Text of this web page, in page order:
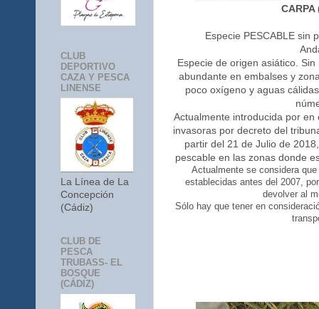
CARPA
Especie PESCABLE sin
Especie de origen asiático.
abundante en embalses y
poco oxígeno y aguas
Actualmente introducida por
invasoras por decreto del
partir del 21 de Julio de
pescable en las zonas donde
Actualmente se considera
establecidas antes del 2007,
devolver al
Sólo hay que tener en
CLUB
DEPORTIVO
CAZA Y PESCA
LINENSE
La Línea de La
Concepción
(Cádiz)
CLUB DE
PESCA
TRUBASS- EL
BOSQUE
(CÁDIZ)